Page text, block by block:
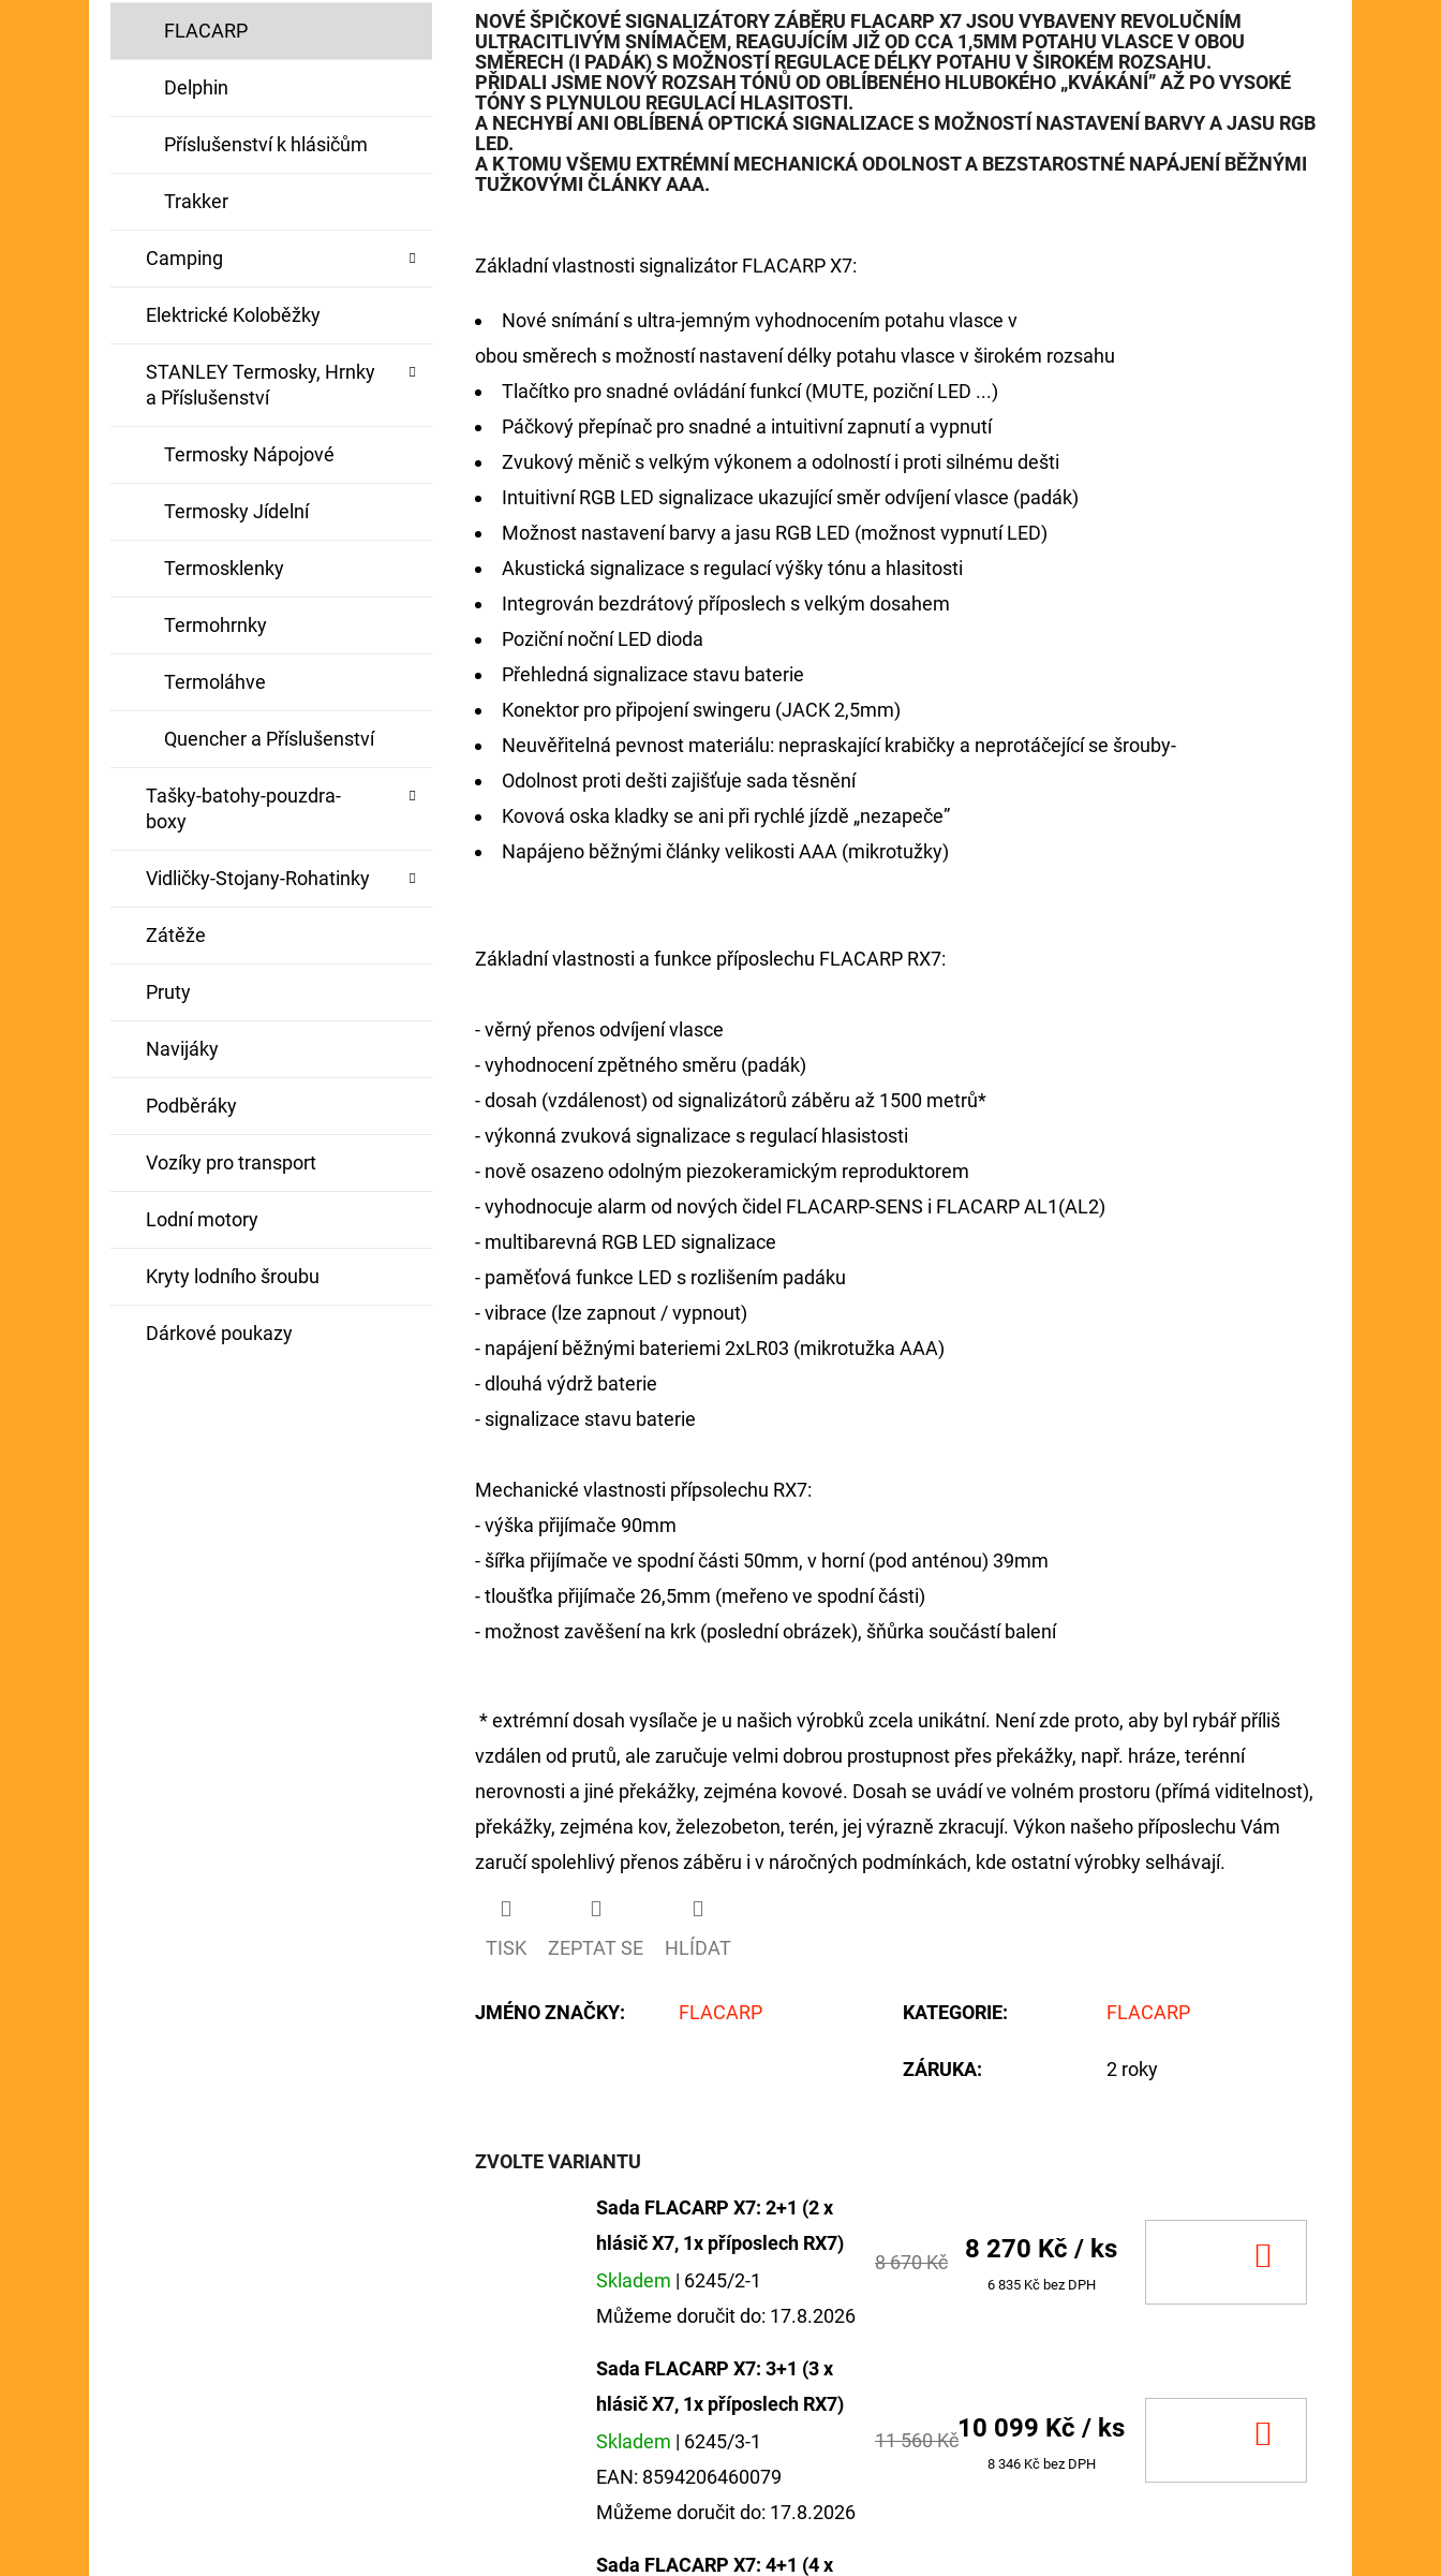
FLACARP
Delphin
Příslušenství k hlásičům
Trakker
Camping
Elektrické Koloběžky
STANLEY Termosky, Hrnky
a Příslušenství
Termosky Nápojové
Termosky Jídelní
Termosklenky
Termohrnky
Termoláhve
Quencher a Příslušenství
Tašky-batohy-pouzdra-
boxy
Vidličky-Stojany-Rohatinky
Zátěže
Pruty
Navijáky
Podběráky
Vozíky pro transport
Lodní motory
Kryty lodního šroubu
Dárkové poukazy
je
0,0
z
5
hvězdiček.
NOVÉ ŠPIČKOVÉ SIGNALIZÁTORY ZÁBĚRU FLACARP X7 JSOU VYBAVENY REVOLUČNÍM
ULTRACITLIVÝM SNÍMAČEM, REAGUJÍCÍM JIŽ OD CCA 1,5MM POTAHU VLASCEV OBOU
SMĚRECH (I PADÁK)S MOŽNOSTÍ REGULACE DÉLKY POTAHU V ŠIROKÉM ROZSAHU.
PŘIDALI JSME NOVÝ ROZSAH TÓNŮ OD OBLÍBENÉHO HLUBOKÉHO „KVÁKÁNÍ” AŽ PO VYSOKÉ
TÓNYS PLYNULOU REGULACÍ HLASITOSTI.
A NECHYBÍ ANI OBLÍBENÁ OPTICKÁ SIGNALIZACE S MOŽNOSTÍ NASTAVENÍ BARVY A JASU RGB
LED.
A K TOMU VŠEMU EXTRÉMNÍ MECHANICKÁ ODOLNOST A BEZSTAROSTNÉ NAPÁJENÍ BĚŽNÝMI
TUŽKOVÝMI ČLÁNKY AAA.
Základní vlastnosti signalizátor FLACARP X7:
Nové snímání s ultra-jemným vyhodnocením potahu vlasce v
obou směrech s možností nastavení délky potahu vlasce v širokém rozsahu
Tlačítko pro snadné ovládání funkcí (MUTE, poziční LED ...)
Páčkový přepínač pro snadné a intuitivní zapnutí a vypnutí
Zvukový měnič s velkým výkonem a odolností i proti silnému dešti
Intuitivní RGB LED signalizace ukazující směr odvíjení vlasce (padák)
Možnost nastavení barvy a jasu RGB LED (možnost vypnutí LED)
Akustická signalizace s regulací výšky tónu a hlasitosti
Integrován bezdrátový příposlech s velkým dosahem
Poziční noční LED dioda
Přehledná signalizace stavu baterie
Konektor pro připojení swingeru (JACK 2,5mm)
Neuvěřitelná pevnost materiálu: nepraskající krabičky a neprotáčející se šrouby-
Odolnost proti dešti zajišťuje sada těsnění
Kovová oska kladky se ani při rychlé jízdě „nezapeče”
Napájeno běžnými články velikosti AAA (mikrotužky)
Základní vlastnosti a funkce příposlechu FLACARP RX7:
- věrný přenos odvíjení vlasce
- vyhodnocení zpětného směru (padák)
- dosah (vzdálenost) od signalizátorů záběru až 1500 metrů*
- výkonná zvuková signalizace s regulací hlasistosti
- nově osazeno odolným piezokeramickým reproduktorem
- vyhodnocuje alarm od nových čidel FLACARP-SENS i FLACARP AL1(AL2)
- multibarevná RGB LED signalizace
- paměťová funkce LED s rozlišením padáku
- vibrace (lze zapnout / vypnout)
- napájení běžnými bateriemi 2xLR03 (mikrotužka AAA)
- dlouhá výdrž baterie
- signalizace stavu baterie
Mechanické vlastnosti přípsolechu RX7:
- výška přijímače 90mm
- šířka přijímače ve spodní části 50mm, v horní (pod anténou) 39mm
- tloušťka přijímače 26,5mm (meřeno ve spodní části)
- možnost zavěšení na krk (poslední obrázek), šňůrka součástí balení
* extrémní dosah vysílače je u našich výrobků zcela unikátní. Není zde proto, aby byl rybář příliš
vzdálen od prutů, ale zaručuje velmi dobrou prostupnost přes překážky, např. hráze, terénní
nerovnosti a jiné překážky, zejména kovové. Dosah se uvádí ve volném prostoru (přímá viditelnost),
překážky, zejména kov, železobeton, terén, jej výrazně zkracují. Výkon našeho příposlechu Vám
zaručí spolehlivý přenos záběru i v náročných podmínkách, kde ostatní výrobky selhávají.
TISK ZEPTAT SE HLÍDAT
JMÉNO ZNAČKY: FLACARP KATEGORIE: FLACARP
ZÁRUKA: 2 roky
ZVOLTE VARIANTU
Sada FLACARP X7: 2+1 (2 x
hlásič X7, 1x příposlech RX7)
Skladem | 6245/2-1
Můžeme doručit do: 17.8.2026
8 670 Kč 8 270 Kč / ks
6 835 Kč bez DPH
Sada FLACARP X7: 3+1 (3 x
hlásič X7, 1x příposlech RX7)
Skladem | 6245/3-1
EAN: 8594206460079
Můžeme doručit do: 17.8.2026
11 560 Kč10 099 Kč / ks
8 346 Kč bez DPH
Sada FLACARP X7: 4+1 (4 x